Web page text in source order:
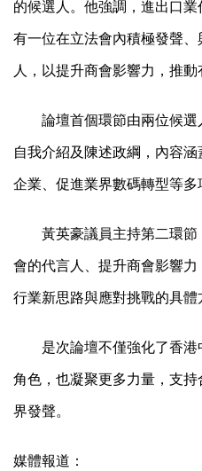
的候選人。他強調，進出口
有一位在立法會內積極發聲
人，以提升商會影響力，推動
論壇首個環節由兩位候選
自我介紹及陳述政綱，內容
企業、促進業界數碼轉型等多
黃英豪議員主持第二環
會的代言人、提升商會影響
行業新思路與應對挑戰的具體
是次論壇不僅強化了香
角色，也凝聚更多力量，支
界發聲。
媒體報道：